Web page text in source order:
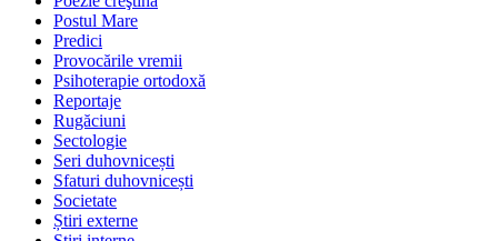
Postul Mare
Predici
Provocările vremii
Psihoterapie ortodoxă
Reportaje
Rugăciuni
Sectologie
Seri duhovnicești
Sfaturi duhovnicești
Societate
Știri externe